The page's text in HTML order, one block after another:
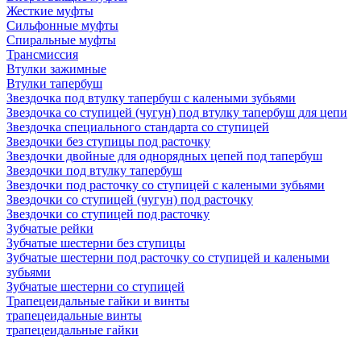
Жесткие муфты
Сильфонные муфты
Спиральные муфты
Трансмиссия
Втулки зажимные
Втулки тапербуш
Звездочка под втулку тапербуш c калеными зубьями
Звездочка со ступицей (чугун) под втулку тапербуш для цепи
Звездочка специального стандарта со ступицей
Звездочки без ступицы под расточку
Звездочки двойные для однорядных цепей под тапербуш
Звездочки под втулку тапербуш
Звездочки под расточку со ступицей с калеными зубьями
Звездочки со ступицей (чугун) под расточку
Звездочки со ступицей под расточку
Зубчатые рейки
Зубчатые шестерни без ступицы
Зубчатые шестерни под расточку со ступицей и калеными
зубьями
Зубчатые шестерни со ступицей
Трапецеидальные гайки и винты
трапецеидальные винты
трапецеидальные гайки